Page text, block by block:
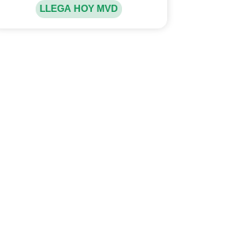
LLEGA HOY MVD